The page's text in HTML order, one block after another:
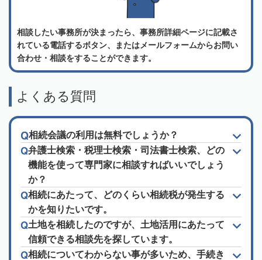
相談したい事務所が決まったら、事務所詳細ページに記載さ
れている電話するボタン、またはメールフォームからお問い
合わせ・相談をすることができます。
よくある質問
相続会議の利用は無料でしょうか？
弁護士検索・税理士検索・司法書士検索、どの
機能を使って専門家に相談すればいいでしょう
か？
相続にあたって、どのくらい相続税が発生する
かを知りたいです。
土地を相続したのですが、土地活用にあたって
信頼できる相談先を探しています。
相続についてわからない事が多いため、手続き